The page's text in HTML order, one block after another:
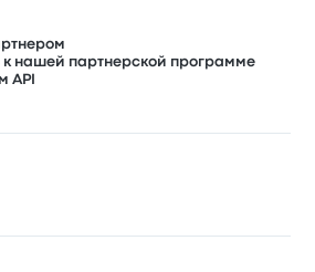
к нашей партнерской программе
API